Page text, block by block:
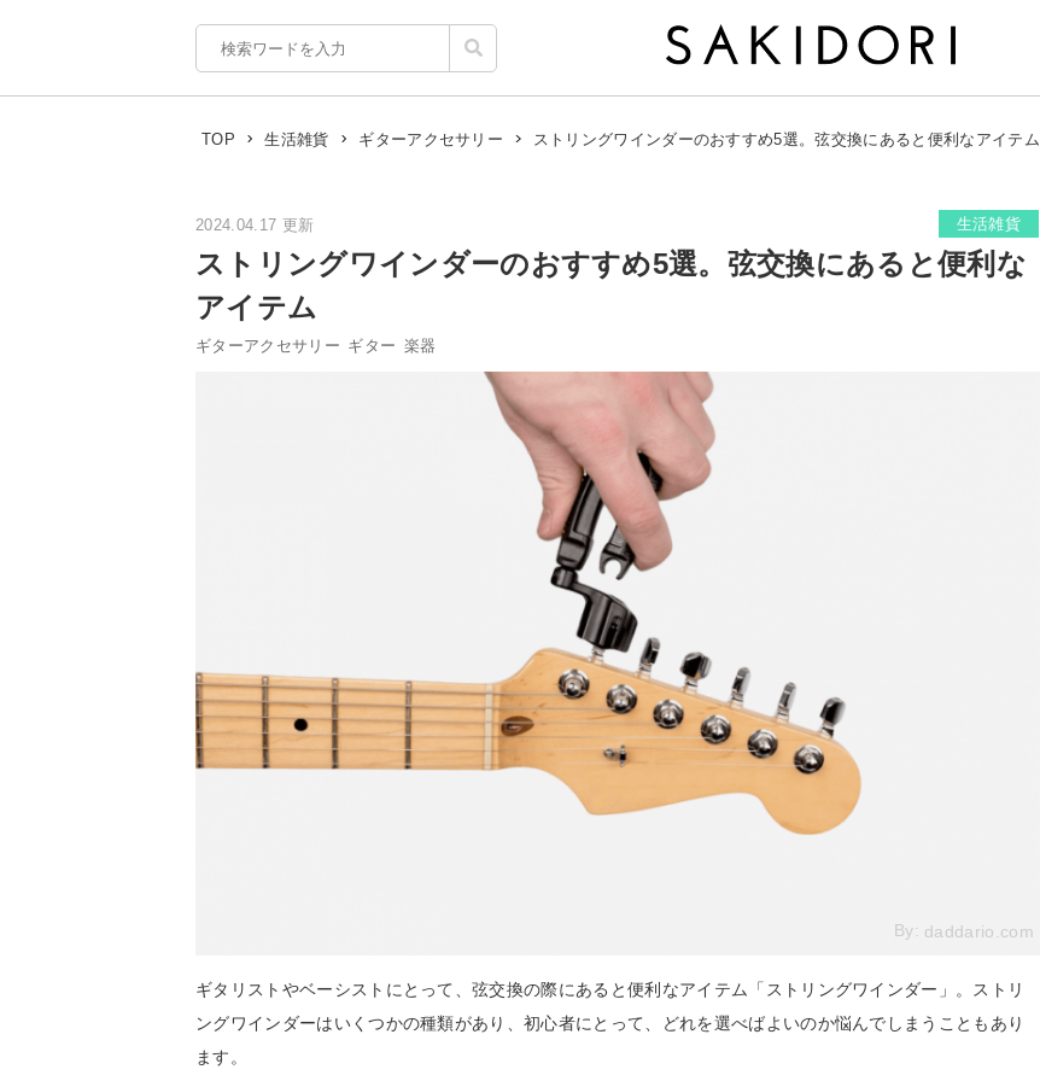
TOP 生活雑貨 ギターアクセサリー ストリングワインダーのおすすめ5選。弦交換にあると便利なアイテム
2024.04.17 更新 生活雑貨
ストリングワインダーのおすすめ5選。弦交換にあると便利な
アイテム
ギターアクセサリー ギター 楽器
By: daddario.com
ギタリストやベーシストにとって、弦交換の際にあると便利なアイテム「ストリングワインダー」。ストリ
ングワインダーはいくつかの種類があり、初心者にとって、どれを選べばよいのか悩んでしまうこともあり
ます。